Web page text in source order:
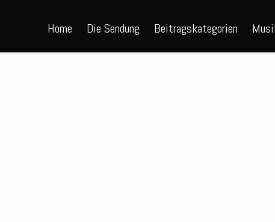
Home Die Sendung Beitragskategorien